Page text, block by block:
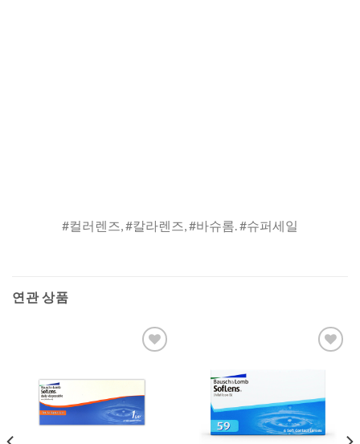
#컬러렌즈, #칼라렌즈, #바슈롬. #슈퍼세일
연관 상품